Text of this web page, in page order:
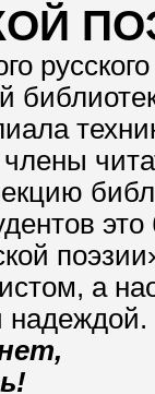
а
надеждой.